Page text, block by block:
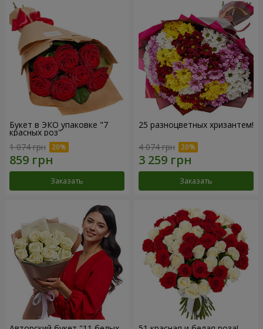
Букет в ЭКО упаковке "7
красных роз"
1 074 грн
Заказать
25 разноцветных хризантем!
4 074 грн
Заказать